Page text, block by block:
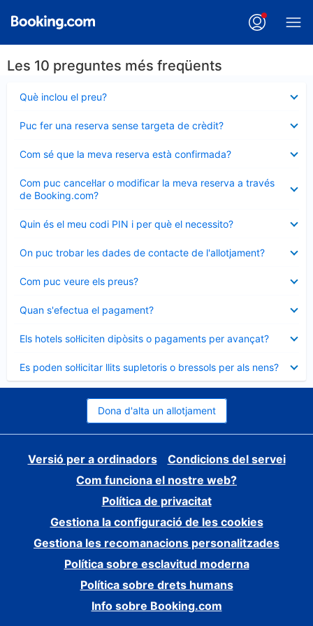
Les 10 preguntes més freqüents
Què inclou el preu?
tancat
Puc fer una reserva sense targeta de crèdit?
tancat
Com sé que la meva reserva està confirmada?
tancat
Com puc cancel·lar o modificar la meva reserva a través
de Booking.com?
tancat
Quin és el meu codi PIN i per què el necessito?
tancat
On puc trobar les dades de contacte de l'allotjament?
tancat
Com puc veure els preus?
tancat
Quan s'efectua el pagament?
tancat
Els hotels sol·liciten dipòsits o pagaments per avançat?
tancat
Es poden sol·licitar llits supletoris o bressols per als nens?
tancat
Dona d'alta un allotjament
Versió per a ordinadors
Condicions del servei
Com funciona el nostre web?
Política de privacitat
Gestiona la configuració de les cookies
Gestiona les recomanacions personalitzades
Política sobre esclavitud moderna
Política sobre drets humans
Info sobre Booking.com